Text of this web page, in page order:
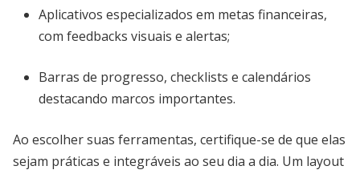
Aplicativos especializados em metas financeiras,
com feedbacks visuais e alertas;
Barras de progresso, checklists e calendários
destacando marcos importantes.
Ao escolher suas ferramentas, certifique-se de que elas
sejam práticas e integráveis ao seu dia a dia. Um layout